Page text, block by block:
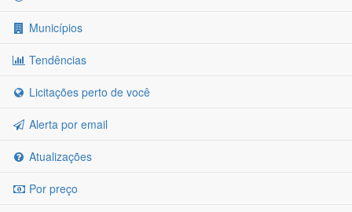
Municípios
Tendências
Licitações perto de você
Alerta por email
Atualizações
Por preço